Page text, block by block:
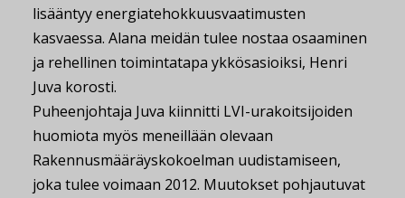
lisääntyy energiatehokkuusvaatimusten
kasvaessa. Alana meidän tulee nostaa osaaminen
ja rehellinen toimintatapa ykkösasioiksi, Henri
Juva korosti.
Puheenjohtaja Juva kiinnitti LVI-urakoitsijoiden
huomiota myös meneillään olevaan
Rakennusmääräyskokoelman uudistamiseen,
joka tulee voimaan 2012. Muutokset pohjautuvat